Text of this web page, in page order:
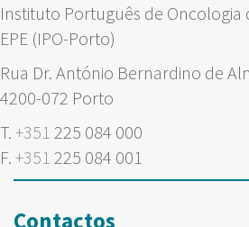
Instituto Português de Oncologia
EPE (IPO-Porto)
Rua Dr. António Bernardino de
4200-072 Porto
T. +351 225 084 000
F. +351 225 084 001
Contactos